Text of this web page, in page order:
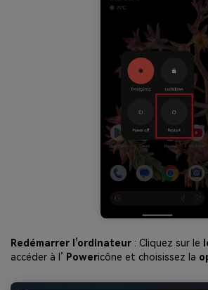
Redémarrer l’ordinateur : Cliquez sur le
accéder à l’ Powericône et choisissez la